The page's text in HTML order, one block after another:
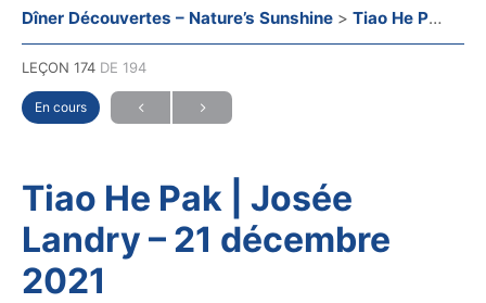
Dîner Découvertes – Nature’s Sunshine Tiao He Pak | Josée Landry – 21 décembre 2021
LEÇON 174 DE 194
En cours
Tiao He Pak | Josée
Landry – 21 décembre
2021